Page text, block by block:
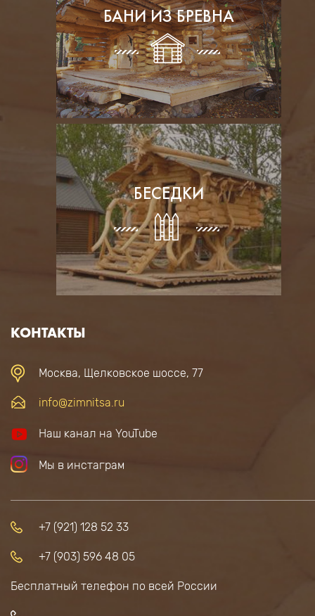
БАНИ ИЗ БРЕВНА
БЕСЕДКИ
КОНТАКТЫ
Москва, Щелковское шоссе, 77
info@zimnitsa.ru
Наш канал на YouTube
Мы в инстаграм
+7 (921) 128 52 33
+7 (903) 596 48 05
Бесплатный телефон по всей России